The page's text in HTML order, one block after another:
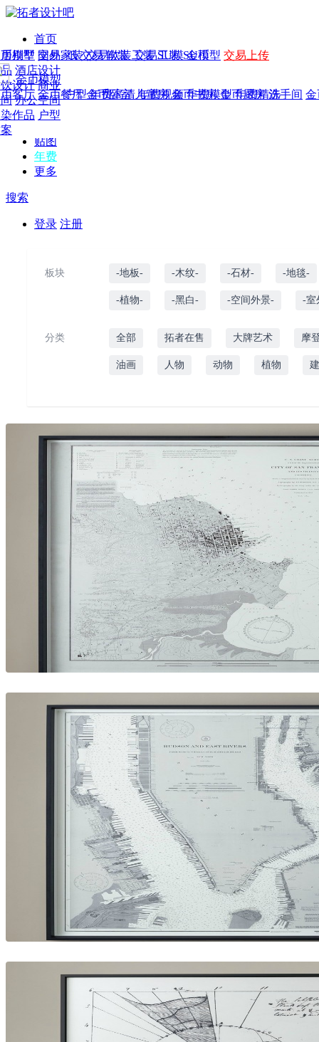
首页
发现
年费 作品 图纸 交易 软装 工装 SU模 金币
年费版块
费图纸 年费户型 年费高清 年费视频 年费模型 年费精选
作品
别墅 国外
酒店设计
设计 商业
办公空间
作品 户型
模型
模型 交易家装 交易软装 交易工装 SU模型 交易上传
金币模型
客厅 金币餐厅 金币卧室 儿童房 金币书房 金币厨房 洗手间 金
CAD
概念
贴图
年费
更多
搜索
登录 注册
板块 -地板- -木纹- -石材- -地毯-
-植物- -黑白- -空间外景- -室
分类 全部 拓者在售 大牌艺术 摩
油画 人物 动物 植物